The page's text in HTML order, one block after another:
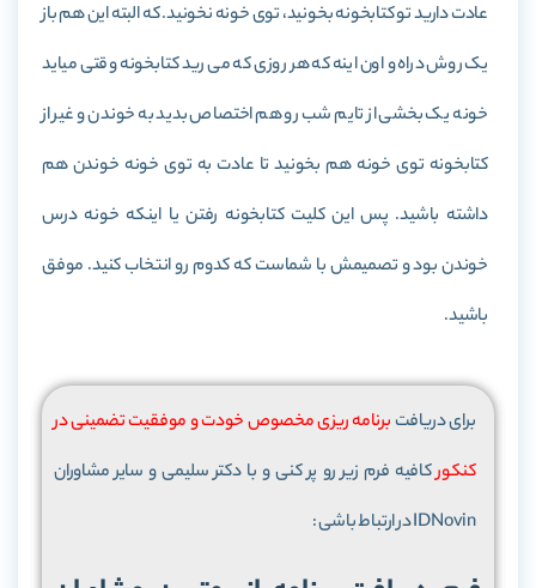
عادت دارید تو کتابخونه بخونید، توی خونه نخونید. که البته این هم باز
یک روش دراه و اون اینه که هر روزی که می رید کتابخونه وقتی میاید
خونه یک بخشی از تایم شب رو هم اختصاص بدید به خوندن و غیر از
کتابخونه توی خونه هم بخونید تا عادت به توی خونه خوندن هم
داشته باشید. پس این کلیت کتابخونه رفتن یا اینکه خونه درس
خوندن بود و تصمیمش با شماست که کدوم رو انتخاب کنید. موفق
باشید.
برای دریافتبرنامه ریزی مخصوص خودت و موفقیت تضمینی در
کنکورکافیه فرم زیر رو پر کنی و با دکتر سلیمی و سایر مشاوران
IDNovin در ارتباط باشی :